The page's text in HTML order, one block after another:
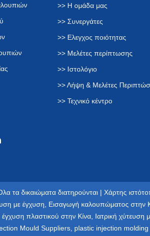
>> Η ομάδα μας
>> Συνεργάτες
>> Ελεγχος ποιότητας
>> Μελέτες περίπτωσης
>> Ιστολόγιο
>> Λήψη & Μελέτες
>> Τεχνικό κέντρο
τα δικαιώματα διατηρούνται | Χάρτης
με έγχυση Εισαγωγή καλουπώματος στην
πλαστικού στην Κίνα Ιατρική χύτευση
Mould Suppliers plastic injection